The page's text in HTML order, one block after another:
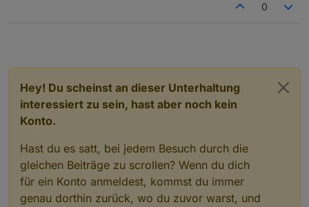
0
Hey! Du scheinst an dieser Unterhaltung
interessiert zu sein, hast aber noch kein
Konto.
Hast du es satt, bei jedem Besuch durch die
gleichen Beiträge zu scrollen? Wenn du dich
für ein Konto anmeldest, kommst du immer
genau dorthin zurück, wo du zuvor warst, und